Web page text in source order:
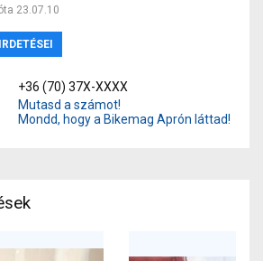
23.07.10
+36 (70) 37X-XXXX
Mutasd a számot!
Mondd, hogy a Bikemag Aprón láttad!